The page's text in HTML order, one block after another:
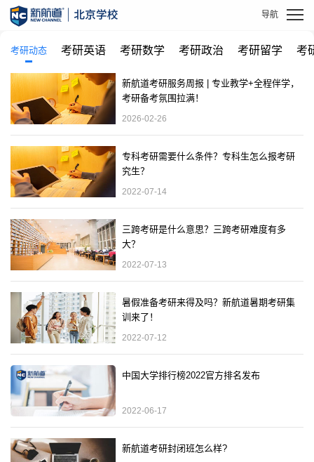
考研动态 考研英语 考研数学 考研政治 考研留学 考
新航道考研服务周报 | 专业教学+全程伴学，
考研备考氛围拉满！
2026-02-26
专科考研需要什么条件？专科生怎么报考研
究生？
2022-07-14
三跨考研是什么意思？三跨考研难度有多
大？
2022-07-13
暑假准备考研来得及吗？新航道暑期考研集
训来了！
2022-07-12
中国大学排行榜2022官方排名发布
2022-06-17
新航道考研封闭班怎么样?